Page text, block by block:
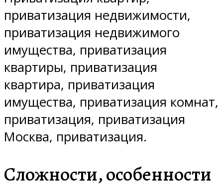
приватизация недвижимости,
приватизация недвижимого
имущества, приватизация
квартиры, приватизация
квартира, приватизация
имущества, приватизация комнат,
приватизация, приватизация
Москва, приватизация.
Сложности, особенности